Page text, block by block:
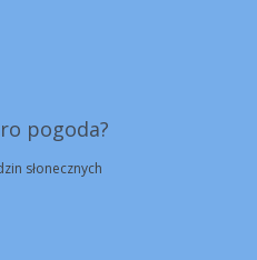
pogoda?
słonecznych